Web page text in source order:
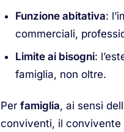
Funzione abitativa:
commerciali,
Limite ai bisogni:
famiglia, non oltre.
Per famiglia, ai sensi
conviventi, il